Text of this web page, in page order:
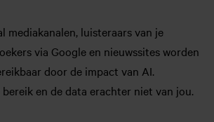
mediakanalen, luisteraars van je
via Google en nieuwssites worden
door de impact van AI.
en de data erachter niet van jou.